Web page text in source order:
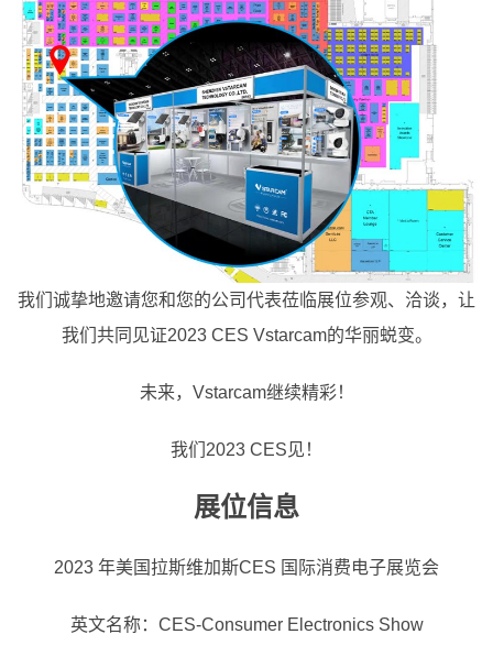
我们诚挚地邀请您和您的公司代表莅临展位参观、洽谈，让
我们共同见证2023 CES Vstarcam的华丽蜕变。
未来，Vstarcam继续精彩！
我们2023 CES见！
展位信息
2023 年美国拉斯维加斯CES 国际消费电子展览会
英文名称：CES-Consumer Electronics Show